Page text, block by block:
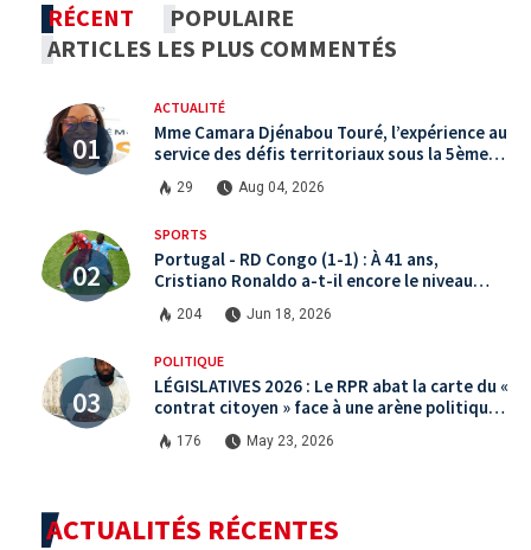
RÉCENT
POPULAIRE
ARTICLES LES PLUS COMMENTÉS
ACTUALITÉ
Mme Camara Djénabou Touré, l’expérience au
service des défis territoriaux sous la 5ème
République
29 Aug 04, 2026
SPORTS
Portugal - RD Congo (1-1) : À 41 ans,
Cristiano Ronaldo a-t-il encore le niveau
international ?
204 Jun 18, 2026
POLITIQUE
LÉGISLATIVES 2026 : Le RPR abat la carte du «
contrat citoyen » face à une arène politique
saturée.
176 May 23, 2026
ACTUALITÉS RÉCENTES